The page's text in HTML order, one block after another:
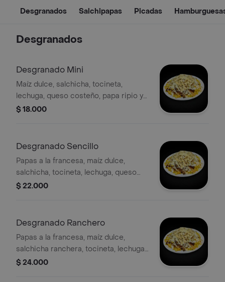
Desgranados Salchipapas Picadas
Desgranados
Desgranado Mini
Maíz dulce, salchicha, tocineta,
lechuga, queso costeño, papa ripio y
salsas
$ 18.000
Desgranado Sencillo
Papas a la francesa, maíz dulce,
salchicha, tocineta, lechuga, queso
costeño, papa ripio y salsas
$ 22.000
Desgranado Ranchero
Papas a la francesa, maíz dulce,
salchicha ranchera, tocineta, lechuga,
queso costeño, papa ripio y salsas
$ 24.000